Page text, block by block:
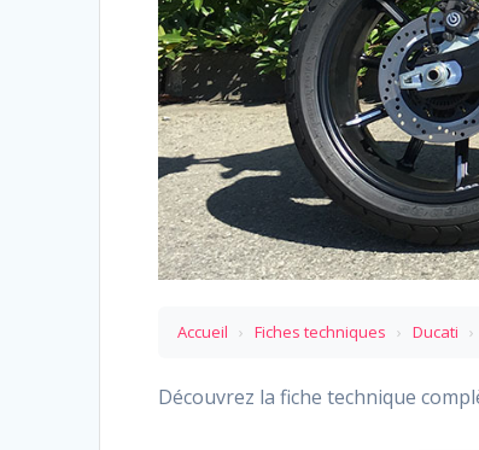
Accueil › Fiches techniques › Ducati ›
Découvrez la fiche technique